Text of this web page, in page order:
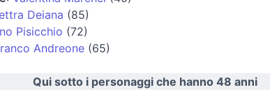
Deiana (85)
Pisicchio (72)
Andreone(65)
Qui sotto i personaggi che hanno 48 anni